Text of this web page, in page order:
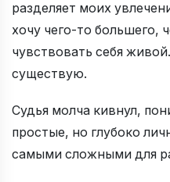
разделяет моих
хочу чего-то большего,
чувствовать себя
существую.
Судья молча кивнул,
простые, но глубоко
самыми сложными для